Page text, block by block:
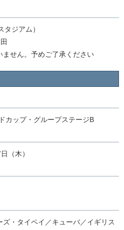
ジアム）
せん。予めご了承ください
カップ・グループステージB
（木）
・タイペイ／キューバ／イギリス